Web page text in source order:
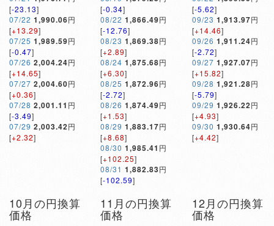
[-23.13]
07/22 1,990.06円
[+13.29]
07/25 1,989.59円
[-0.47]
07/26 2,004.24円
[+14.65]
07/27 2,004.60円
[+0.36]
07/28 2,001.11 円
[-3.49]
07/29 2,003.42円
[+2.32]
[-0.34]
08/22 1,866.49円
[-12.76]
08/23 1,869.38円
[+2.89]
08/24 1,875.68円
[+6.30]
08/25 1,872.96円
[-2.72]
08/26 1,874.49円
[+1.53]
08/29 1,883.17円
[+8.68]
08/30 1,985.41 円
[+102.25]
08/31 1,882.83円
[-102.59]
[-5.62]
09/23 1,913.97円
[+14.46]
09/26 1,911.24円
[-2.72]
09/27 1,927.07円
[+15.82]
09/28 1,921.28円
[-5.79]
09/29 1,926.22円
[+4.93]
09/30 1,930.64円
[+4.42]
10月の円換算
価格
11月の円換算
価格
12月の円換算
価格